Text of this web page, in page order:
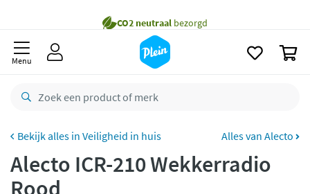
besteld,
Gratisretourneren
Betaal met Klarna
Menu
Veiligheid in huis Alles van Alecto
Alecto ICR-210 Wekkerradio
Rood